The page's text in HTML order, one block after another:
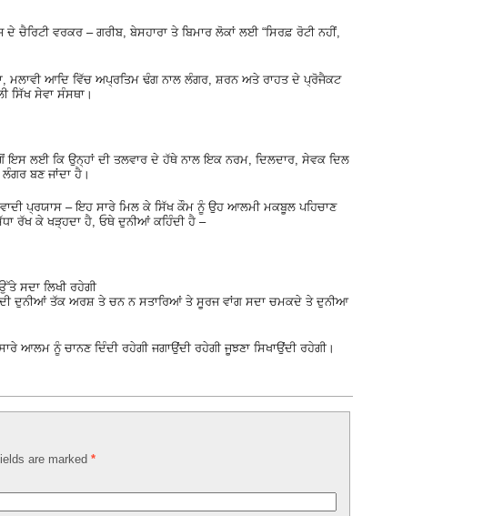
ਵਰਕਰ – ਗਰੀਬ, ਬੇਸਹਾਰਾ ਤੇ ਬਿਮਾਰ ਲੋਕਾਂ ਲਈ “ਸਿਰਫ਼ ਰੋਟੀ ਨਹੀਂ,
ਆਦਿ ਵਿੱਚ ਅਪ੍ਰਤਿਮ ਢੰਗ ਨਾਲ ਲੰਗਰ, ਸ਼ਰਨ ਅਤੇ ਰਾਹਤ ਦੇ ਪ੍ਰੋਜੈਕਟ
ਸਿੱਖ ਸੇਵਾ ਸੰਸਥਾ।
ਲਈ ਕਿ ਉਨ੍ਹਾਂ ਦੀ ਤਲਵਾਰ ਦੇ ਹੱਥੇ ਨਾਲ ਇਕ ਨਰਮ, ਦਿਲਦਾਰ, ਸੇਵਕ ਦਿਲ
ਬਣ ਜਾਂਦਾ ਹੈ।
ਪ੍ਰਯਾਸ – ਇਹ ਸਾਰੇ ਮਿਲ ਕੇ ਸਿੱਖ ਕੌਮ ਨੂੰ ਉਹ ਆਲਮੀ ਮਕਬੂਲ ਪਹਿਚਾਣ
ਰੱਖ ਕੇ ਖੜ੍ਹਦਾ ਹੈ, ਓਥੇ ਦੁਨੀਆਂ ਕਹਿੰਦੀ ਹੈ –
ਸਦਾ ਲਿਖੀ ਰਹੇਗੀ
ਦੁਨੀਆਂ ਤੱਕ ਅਰਸ਼ ਤੇ ਚਨ ਨ ਸਤਾਰਿਆਂ ਤੇ ਸੂਰਜ ਵਾਂਗ ਸਦਾ ਚਮਕਦੇ ਤੇ ਦੁਨੀਆ
ਆਲਮ ਨੂੰ ਚਾਨਣ ਦਿੰਦੀ ਰਹੇਗੀ ਜਗਾਉਂਦੀ ਰਹੇਗੀ ਜੂਝਣਾ ਸਿਖਾਉਂਦੀ ਰਹੇਗੀ।
are marked *